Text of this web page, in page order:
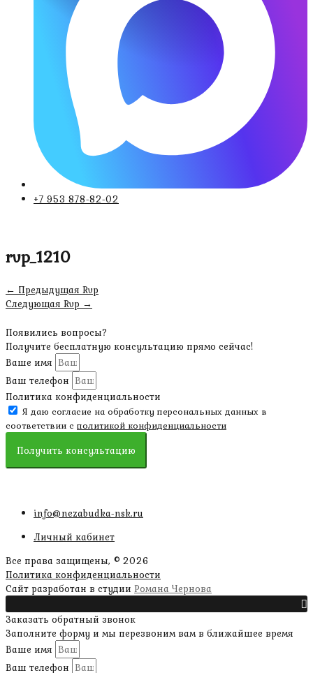
+7 953 878-82-02
rvp_1210
Навигация
по
← Предыдущая Rvp
Следующая Rvp →
Появились вопросы?
Получите бесплатную консультацию прямо сейчас!
Ваше имя
Ваш телефон
Политика конфиденциальности
Я даю согласие на обработку персональных данных в
соответствии с политикой конфиденциальности
Получить консультацию
info@nezabudka-nsk.ru
Личный кабинет
Все права защищены, © 2026
Политика конфиденциальности
Сайт разработан в студии Романа Чернова
Заказать обратный звонок
Заполните форму и мы перезвоним вам в ближайшее время
Ваше имя
Ваш телефон